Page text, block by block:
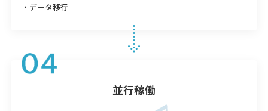
・データ移行
並行稼働